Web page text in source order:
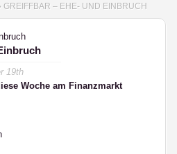
GREIFFBAR – EHE- UND EINBRUCH
19th
Woche am Finanzmarkt